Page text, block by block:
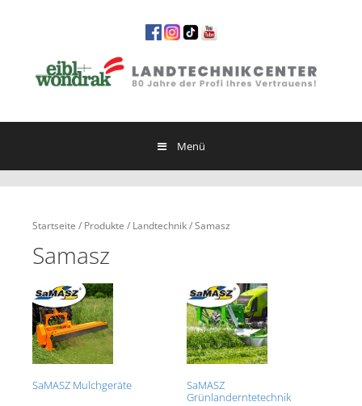
Menü
Startseite / Produkte / Landtechnik/ Samasz
Samasz
SaMASZ Mulchgeräte
SaMASZ
Grünlanderntetechnik